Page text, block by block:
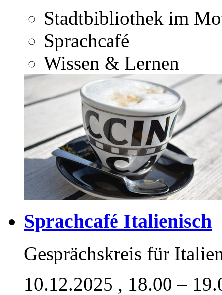
Stadtbibliothek im
Sprachcafé
Wissen & Lernen
Sprachcafé Italienisch
Gesprächskreis für
10.12.2025 , 18.00 –